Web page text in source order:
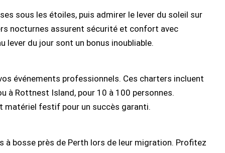
sous les étoiles, puis admirer le lever du soleil sur
nocturnes assurent sécurité et confort avec
lever du jour sont un bonus inoubliable.
événements professionnels. Ces charters incluent
à Rottnest Island, pour 10 à 100 personnes.
festif pour un succès garanti.
à bosse près de Perth lors de leur migration. Profitez